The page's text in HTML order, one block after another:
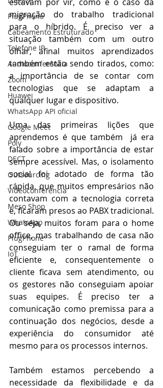
PlugPhone
Cabeamento Estruturado
Telefone IP
Audioconferência
Zoom
Huawei
WhatsApp API oficial
Google Meet
Poly
DECT
Outsourcing
Videoconferência
Meso Shop
WhatsApp
PlugPhone
IoT
migração do trabalho tradicional
para o híbrido. É preciso ver a
situação também com um outro
olhar, afinal muitos aprendizados
também estão sendo tirados, como:
a importância de se contar com
tecnologias que se adaptam a
qualquer lugar e dispositivo.
Uma das primeiras lições que
aprendemos é que também  já era
falado sobre a importância de estar
sempre acessível. Mas, o isolamento
social foi adotado de forma tão
rápida, que muitos empresários não
contavam com a tecnologia correta
e, ficaram presos ao PABX tradicional.
Ou seja, muitos foram para o home
office, mas trabalhando de casa não
conseguiam ter o ramal de forma
eficiente e, consequentemente o
cliente ficava sem atendimento, ou
os gestores não conseguiam apoiar
suas equipes. É preciso ter a
comunicação como premissa para a
continuação dos negócios, desde a
experiência do consumidor até
mesmo para os processos internos.
Também estamos percebendo a
necessidade da flexibilidade e da